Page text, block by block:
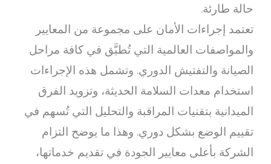
حالة طارئة.
تعتمد إجراءات الأمان على مجموعة من المعايير
والمواصفات العالمية التي تُطبَّق في كافة مراحل
الصيانة والتفتيش الدوري. وتشمل هذه الإجراءات
استخدام معدات السلامة الحديثة، وتزويد الفرق
الميدانية بتقنيات المراقبة والتحليل التي تُسهم في
تقييم الوضع بشكل دوري. وهذا ما يوضح التزام
الشركة بأعلى معايير الجودة في تقديم خدماتها،